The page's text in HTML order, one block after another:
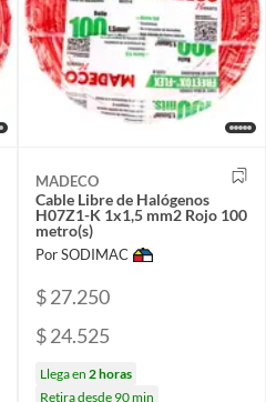
MADECO
Cable Libre de Halógenos
H07Z1-K 1x1,5 mm2 Rojo 100
metro(s)
Por SODIMAC
$ 27.250
$ 24.525
Llega en 2 horas
Retira desde 90 min